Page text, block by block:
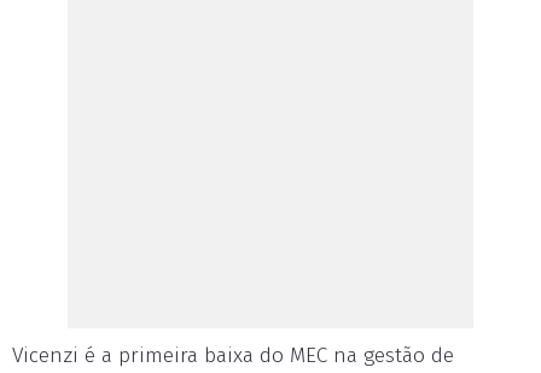
Vicenzi é a primeira baixa do MEC na gestão de